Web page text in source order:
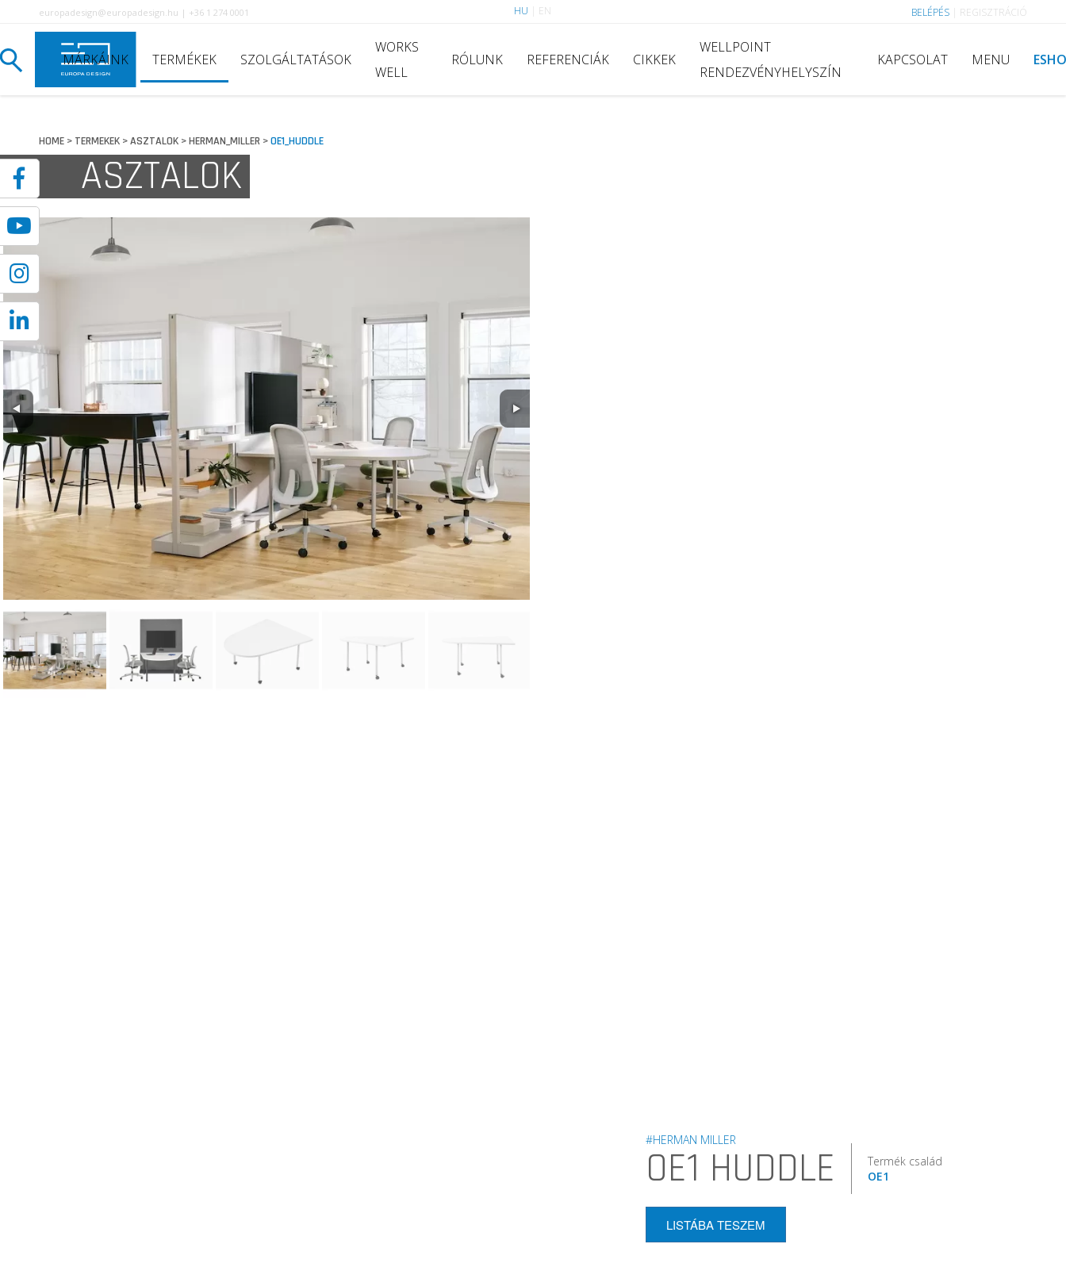
europadesign@europadesign.hu | +36 1 274 0001 HU EN BELÉPÉS REGISZTRÁCIÓ
MÁRKÁINK TERMÉKEK SZOLGÁLTATÁSOK
WORKS
WELL
RÓLUNK REFERENCIÁK CIKKEK
WELLPOINT
RENDEZVÉNYHELYSZÍN
KAPCSOLAT MENU
HOME> TERMEKEK>ASZTALOK>HERMAN_MILLER>OE1_HUDDLE
ASZTALOK
#HERMAN MILLER
OE1 HUDDLE
Termék család
OE1
LISTÁBA TESZEM